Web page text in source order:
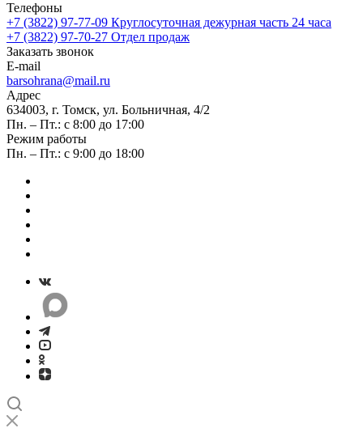
Телефоны
+7 (3822) 97-77-09 Круглосуточная дежурная часть 24 часа
+7 (3822) 97-70-27 Отдел продаж
Заказать звонок
E-mail
barsohrana@mail.ru
Адрес
634003, г. Томск, ул. Больничная, 4/2
Пн. – Пт.: с 8:00 до 17:00
Режим работы
Пн. – Пт.: с 9:00 до 18:00